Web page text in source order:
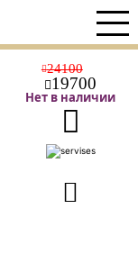
24100
19700
Нет в наличии